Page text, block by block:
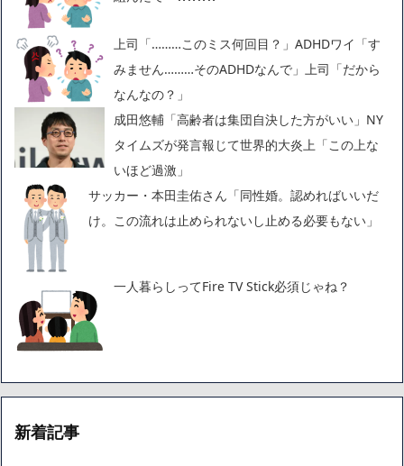
上司「………このミス何回目？」ADHDワイ「す
みません………そのADHDなんで」上司「だから
なんなの？」
成田悠輔「高齢者は集団自決した方がいい」NY
タイムズが発言報じて世界的大炎上「この上な
いほど過激」
サッカー・本田圭佑さん「同性婚。認めればいいだ
け。この流れは止められないし止める必要もない」
一人暮らしってFire TV Stick必須じゃね？
新着記事